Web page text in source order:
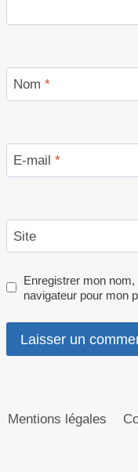
Nom *
E-mail *
Site
Enregistrer mon
navigateur pour mon
Mentions légales